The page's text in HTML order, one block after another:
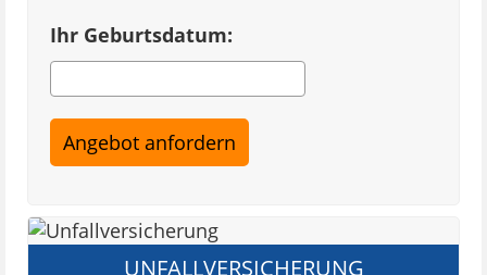
Ihr Geburtsdatum:
UNFALLVERSICHERUNG